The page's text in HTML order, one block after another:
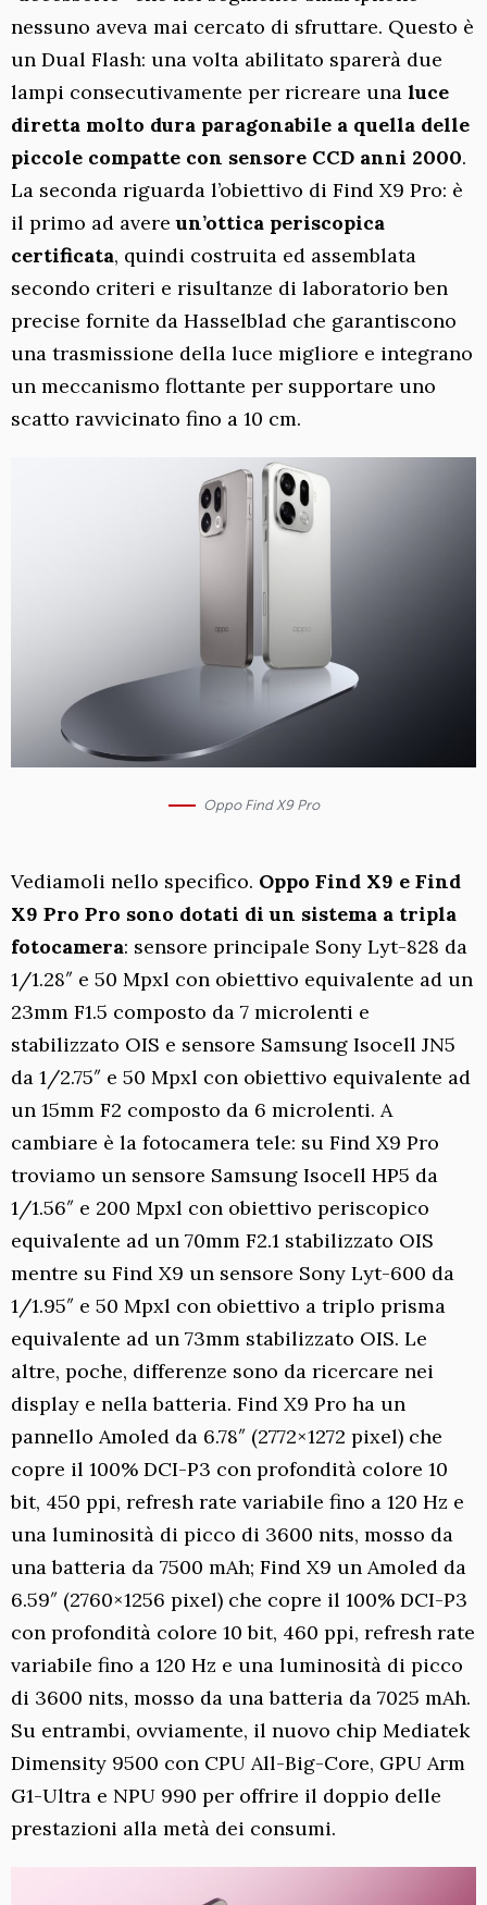
nessuno aveva mai cercato di sfruttare. Questo è
un Dual Flash: una volta abilitato sparerà due
lampi consecutivamente per ricreare una luce
diretta molto dura paragonabile a quella delle
piccole compatte con sensore CCD anni 2000.
La seconda riguarda l’obiettivo di Find X9 Pro: è
il primo ad avereun’ottica periscopica
certificata, quindi costruita ed assemblata
secondo criteri e risultanze di laboratorio ben
precise fornite da Hasselblad che garantiscono
una trasmissione della luce migliore e integrano
un meccanismo flottante per supportare uno
scatto ravvicinato fino a 10 cm.
Oppo Find X9 Pro
Vediamoli nello specifico. Oppo Find X9 e Find
X9 Pro Pro sono dotati di un sistema a tripla
fotocamera: sensore principale Sony Lyt-828 da
1/1.28″ e 50 Mpxl con obiettivo equivalente ad un
23mm F1.5 composto da 7 microlenti e
stabilizzato OIS e sensore Samsung Isocell JN5
da 1/2.75″ e 50 Mpxl con obiettivo equivalente ad
un 15mm F2 composto da 6 microlenti. A
cambiare è la fotocamera tele: su Find X9 Pro
troviamo un sensore Samsung Isocell HP5 da
1/1.56″ e 200 Mpxl con obiettivo periscopico
equivalente ad un 70mm F2.1 stabilizzato OIS
mentre su Find X9 un sensore Sony Lyt-600 da
1/1.95″ e 50 Mpxl con obiettivo a triplo prisma
equivalente ad un 73mm stabilizzato OIS. Le
altre, poche, differenze sono da ricercare nei
display e nella batteria. Find X9 Pro ha un
pannello Amoled da 6.78″ (2772×1272 pixel) che
copre il 100% DCI-P3 con profondità colore 10
bit, 450 ppi, refresh rate variabile fino a 120 Hz e
una luminosità di picco di 3600 nits, mosso da
una batteria da 7500 mAh; Find X9 un Amoled da
6.59″ (2760×1256 pixel) che copre il 100% DCI-P3
con profondità colore 10 bit, 460 ppi, refresh rate
variabile fino a 120 Hz e una luminosità di picco
di 3600 nits, mosso da una batteria da 7025 mAh.
Su entrambi, ovviamente, il nuovo chip Mediatek
Dimensity 9500 con CPU All-Big-Core, GPU Arm
G1-Ultra e NPU 990 per offrire il doppio delle
prestazioni alla metà dei consumi.